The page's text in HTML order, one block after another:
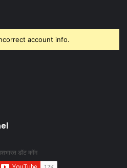
account info.